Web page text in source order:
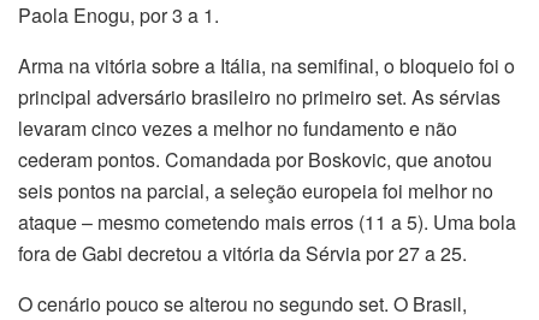
Paola Enogu, por 3 a 1.
Arma na vitória sobre a Itália, na semifinal, o bloqueio foi o
principal adversário brasileiro no primeiro set. As sérvias
levaram cinco vezes a melhor no fundamento e não
cederam pontos. Comandada por Boskovic, que anotou
seis pontos na parcial, a seleção europeia foi melhor no
ataque – mesmo cometendo mais erros (11 a 5). Uma bola
fora de Gabi decretou a vitória da Sérvia por 27 a 25.
O cenário pouco se alterou no segundo set. O Brasil,